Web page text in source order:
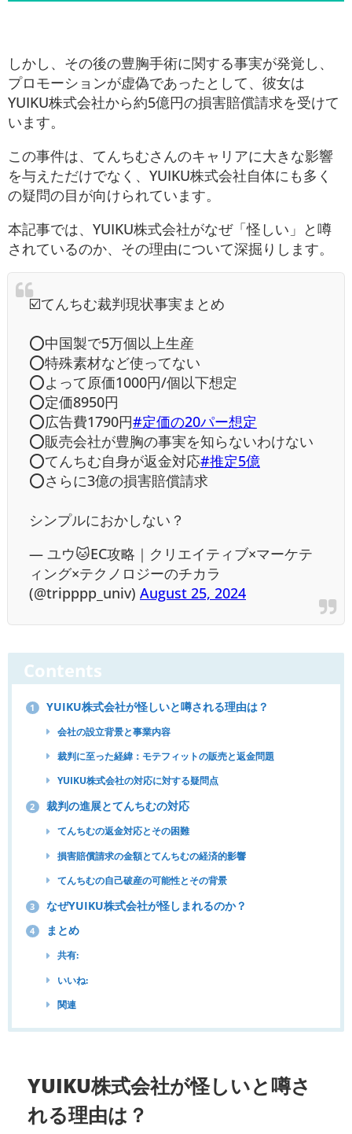
しかし、その後の豊胸手術に関する事実が発覚し、
プロモーションが虚偽であったとして、彼女は
YUIKU株式会社から約5億円の損害賠償請求を受けて
います。
この事件は、てんちむさんのキャリアに大きな影響
を与えただけでなく、YUIKU株式会社自体にも多く
の疑問の目が向けられています。
本記事では、YUIKU株式会社がなぜ「怪しい」と噂
されているのか、その理由について深掘りします。
☑️てんちむ裁判現状事実まとめ
⭕️中国製で5万個以上生産
⭕️特殊素材など使ってない
⭕️よって原価1000円/個以下想定
⭕️定価8950円
⭕️広告費1790円#定価の20パー想定
⭕️販売会社が豊胸の事実を知らないわけない
⭕️てんちむ自身が返金対応#推定5億
⭕️さらに3億の損害賠償請求
シンプルにおかしない？
— ユウ🐱EC攻略｜クリエイティブ×マーケテ
ィング×テクノロジーのチカラ
(@tripppp_univ) August 25, 2024
Contents
1 YUIKU株式会社が怪しいと噂される理由は？
会社の設立背景と事業内容
裁判に至った経緯：モテフィットの販売と返金問題
YUIKU株式会社の対応に対する疑問点
2 裁判の進展とてんちむの対応
てんちむの返金対応とその困難
損害賠償請求の金額とてんちむの経済的影響
てんちむの自己破産の可能性とその背景
3 なぜYUIKU株式会社が怪しまれるのか？
4 まとめ
共有:
いいね:
関連
YUIKU株式会社が怪しいと噂さ
れる理由は？